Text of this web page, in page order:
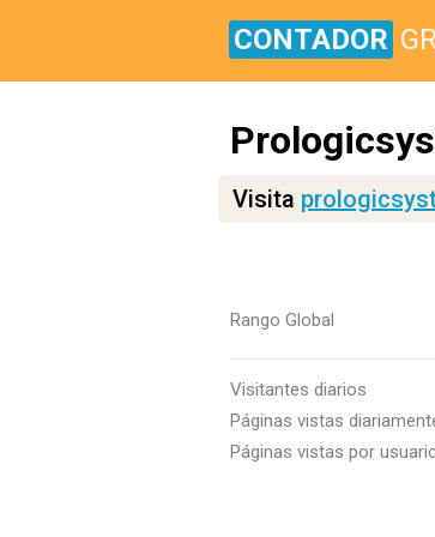
CONTADOR
Visita
Rango Global
Visitantes diarios
Páginas vistas
Páginas vistas por